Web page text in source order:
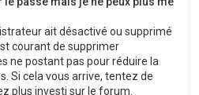
ait désactivé ou supprimé
courant de supprimer
ne postant pas pour réduire la
Si cela vous arrive, tentez de
plus investi sur le forum.